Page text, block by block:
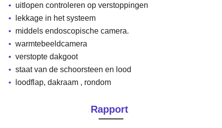
uitlopen controleren op verstoppingen
lekkage in het systeem
middels endoscopische camera.
warmtebeeldcamera
verstopte dakgoot
staat van de schoorsteen en lood
loodflap, dakraam , rondom
Rapport